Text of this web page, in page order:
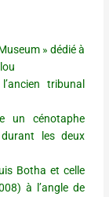
» dédié à
tribunal
un cénotaphe
les deux
Botha et celle
à l’angle de